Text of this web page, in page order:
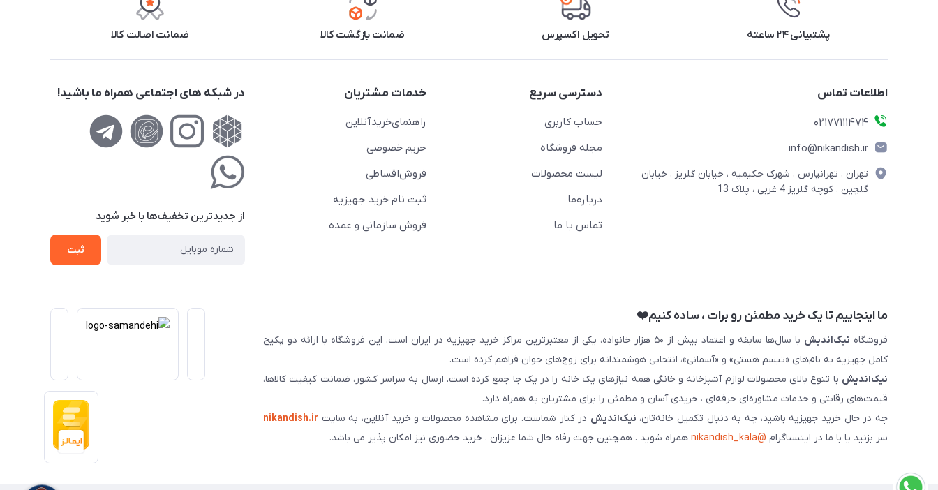
پشتیبانی ۲۴ ساعته تحویل اکسپرس ضمانت بازگشت کالا ضمانت اصالت کالا
اطلاعات تماس
02177111474
info@nikandish.ir
تهران ، تهرانپارس ، شهرک حکیمیه ، خیابان گلریز ، خیابان
گلچین ، کوچه گلریز 4 غربی ، پلاک 13
دسترسی سریع
حساب کاربری
مجله فروشگاه
لیست محصولات
درباره‌ما
تماس با ما
خدمات مشتریان
راهنمای‌خرید‌آنلاین
حریم خصوصی
فروش‌اقساطی
ثبت نام خرید جهیزیه
فروش سازمانی و عمده
در شبکه های اجتماعی همراه ما باشید!
از جدید‌ترین تخفیف‌ها با‌ خبر شوید
ثبت
ما اینجاییم تا یک خرید مطمئن رو برات ، ساده کنیم❤️
فروشگاه نیک‌اندیش
با سال‌ها سابقه و اعتماد بیش از ۵۰ هزار خانواده، یکی از معتبرترین مراکز خرید جهیزیه در ایران است. این فروشگاه با ارائه دو پکیج
کامل جهیزیه به نام‌های «تبسم هستی» و «آسمانی»، انتخابی هوشمندانه برای زوج‌های جوان فراهم کرده است.
نیک‌اندیش با تنوع بالای محصولات لوازم آشپزخانه و خانگی همه نیازهای یک خانه را در یک جا جمع کرده است. ارسال به سراسر کشور، ضمانت کیفیت کالاها،
قیمت‌های رقابتی و خدمات مشاوره‌ای حرفه‌ای ، خریدی آسان و مطمئن را برای مشتریان به همراه دارد.
چه در حال خرید جهیزیه باشید، چه به دنبال تکمیل خانه‌تان، نیک‌اندیش در کنار شماست. برای مشاهده محصولات و خرید آنلاین، به سایت nikandish.ir
سر بزنید یا با ما در اینستاگرام @nikandish_kala همراه شوید . همچنین جهت رفاه حال شما عزیزان ، خرید حضوری نیز امکان پذیر می باشد.